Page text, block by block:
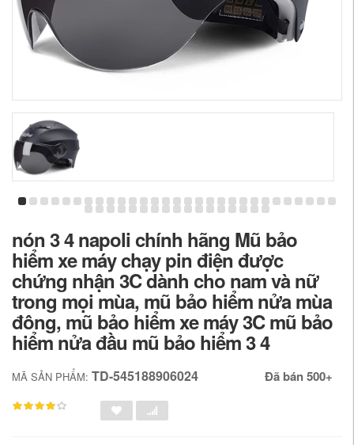
nón 3 4 napoli chính hãng Mũ bảo
hiểm xe máy chạy pin điện được
chứng nhận 3C dành cho nam và nữ
trong mọi mùa, mũ bảo hiểm nửa mùa
đông, mũ bảo hiểm xe máy 3C mũ bảo
hiểm nửa đầu mũ bảo hiểm 3 4
MÃ SẢN PHẨM: TD-545188906024 Đã bán 500+